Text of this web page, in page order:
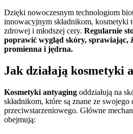
Dzięki nowoczesnym technologiom
innowacyjnym składnikom, kosmetyki
zdrowej i młodszej cery. Regularnie
poprawić wygląd skóry, sprawiając,
promienna i jędrna.
Jak działają kosmetyki
Kosmetyki antyaging oddziałują na
składnikom, które są znane ze swojego
przeciwstarzeniowego. Główne
obejmują: